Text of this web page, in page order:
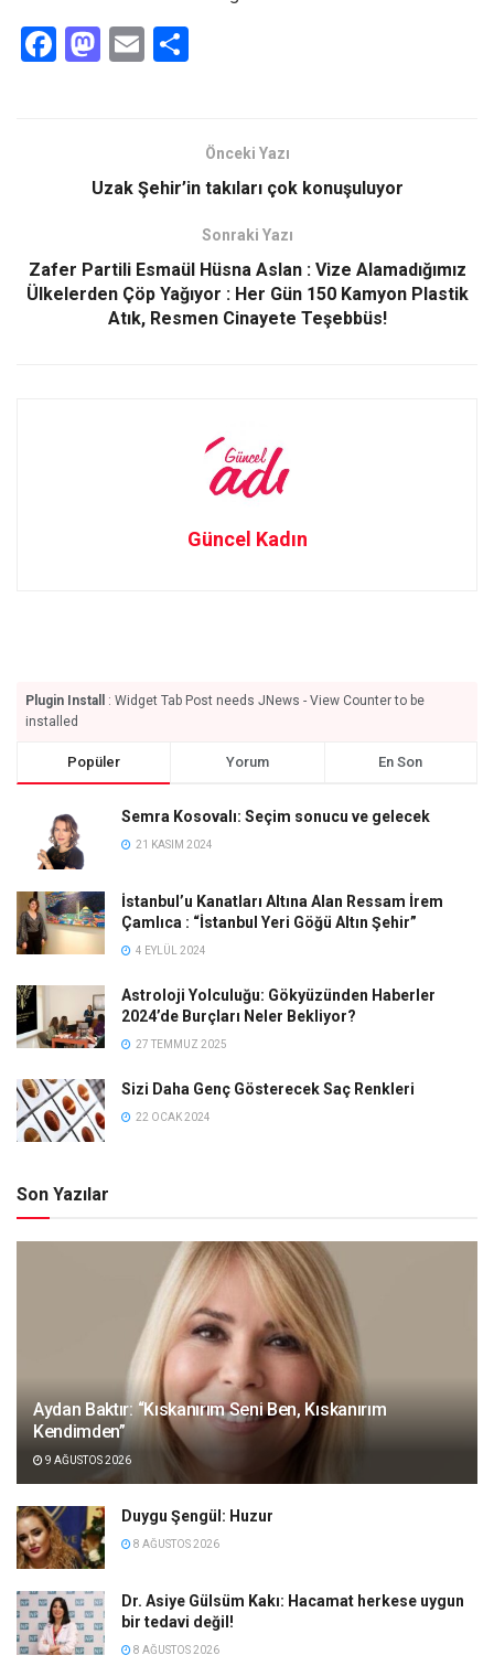
F
k
M
d
n
E
Önceki Yazı
Uzak Şehir’in takıları çok konuşuluyor
Sonraki Yazı
Zafer Partili Esmaül Hüsna Aslan : Vize Alamadığımız
Ülkelerden Çöp Yağıyor : Her Gün 150 Kamyon Plastik
Atık, Resmen Cinayete Teşebbüs!
Güncel Kadın
Plugin Install
: Widget Tab Post needs JNews - View Counter to be
installed
Popüler Yorum En Son
Semra Kosovalı: Seçim sonucu ve gelecek
21 KASIM 2024
İstanbul’u Kanatları Altına Alan Ressam İrem
Çamlıca : “İstanbul Yeri Göğü Altın Şehir”
4 EYLÜL 2024
Astroloji Yolculuğu: Gökyüzünden Haberler
2024’de Burçları Neler Bekliyor?
27 TEMMUZ 2025
Sizi Daha Genç Gösterecek Saç Renkleri
22 OCAK 2024
Son Yazılar
Aydan Baktır: “Kıskanırım Seni Ben, Kıskanırım
Kendimden”
9 AĞUSTOS 2026
Duygu Şengül: Huzur
8 AĞUSTOS 2026
Dr. Asiye Gülsüm Kakı: Hacamat herkese uygun
bir tedavi değil!
8 AĞUSTOS 2026